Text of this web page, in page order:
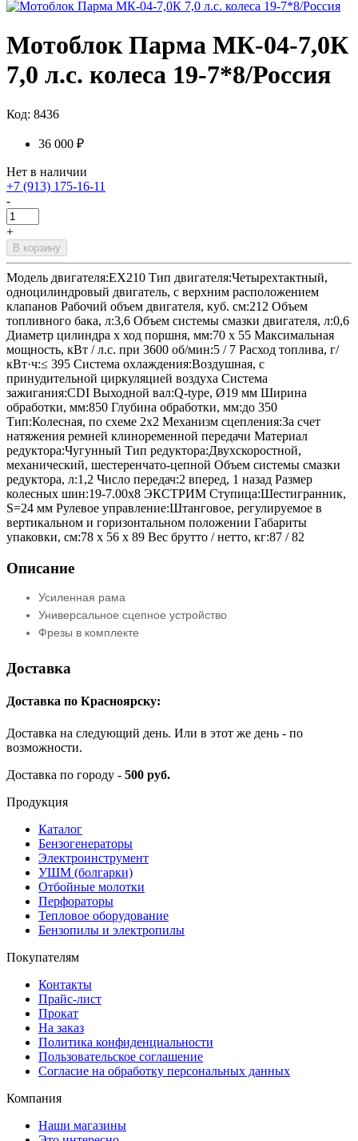
Мотоблок Парма МК-04-7,0К
7,0 л.с. колеса 19-7*8/Россия
Код: 8436
36 000 ₽
Нет в наличии
+7 (913) 175-16-11
-
+
В корзину
Модель двигателя:EX210 Тип двигателя:Четырехтактный,
одноцилиндровый двигатель, с верхним расположением
клапанов Рабочий объем двигателя, куб. см:212 Объем
топливного бака, л:3,6 Объем системы смазки двигателя, л:0,6
Диаметр цилиндра х ход поршня, мм:70 х 55 Максимальная
мощность, кВт / л.с. при 3600 об/мин:5 / 7 Расход топлива, г/
кВт·ч:≤ 395 Система охлаждения:Воздушная, с
принудительной циркуляцией воздуха Система
зажигания:CDI Выходной вал:Q-type, Ø19 мм Ширина
обработки, мм:850 Глубина обработки, мм:до 350
Тип:Колесная, по схеме 2x2 Механизм сцепления:За счет
натяжения ремней клиноременной передачи Материал
редуктора:Чугунный Тип редуктора:Двухскоростной,
механический, шестеренчато-цепной Объем системы смазки
редуктора, л:1,2 Число передач:2 вперед, 1 назад Размер
колесных шин:19-7.00х8 ЭКСТРИМ Cтупица:Шестигранник,
S=24 мм Рулевое управление:Штанговое, регулируемое в
вертикальном и горизонтальном положении Габариты
упаковки, cм:78 х 56 х 89 Вес брутто / нетто, кг:87 / 82
Описание
Усиленная рама
Универсальное сцепное устройство
Фрезы в комплекте
Доставка
Доставка по Красноярску:
Доставка на следующий день. Или в этот же день - по
возможности.
Доставка по городу - 500 руб.
Продукция
Каталог
Бензогенераторы
Электроинструмент
УШМ (болгарки)
Отбойные молотки
Перфораторы
Тепловое оборудование
Бензопилы и электропилы
Покупателям
Контакты
Прайс-лист
Прокат
На заказ
Политика конфиденциальности
Пользовательское соглашение
Согласие на обработку персональных данных
Компания
Наши магазины